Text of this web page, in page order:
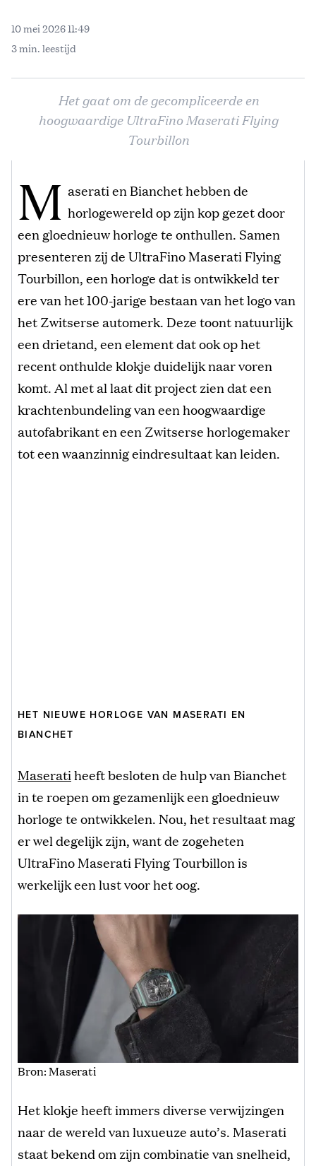
10 mei 2026 11:49
3 min. leestijd
Het gaat om de gecompliceerde en
hoogwaardige UltraFino Maserati Flying
Tourbillon
M aserati en Bianchet hebben de
horlogewereld op zijn kop gezet door
een gloednieuw horloge te onthullen. Samen
presenteren zij de UltraFino Maserati Flying
Tourbillon, een horloge dat is ontwikkeld ter
ere van het 100-jarige bestaan van het logo van
het Zwitserse automerk. Deze toont natuurlijk
een drietand, een element dat ook op het
recent onthulde klokje duidelijk naar voren
komt. Al met al laat dit project zien dat een
krachtenbundeling van een hoogwaardige
autofabrikant en een Zwitserse horlogemaker
tot een waanzinnig eindresultaat kan leiden.
HET NIEUWE HORLOGE VAN MASERATI EN
BIANCHET
Maseratiheeft besloten de hulp van Bianchet
in te roepen om gezamenlijk een gloednieuw
horloge te ontwikkelen. Nou, het resultaat mag
er wel degelijk zijn, want de zogeheten
UltraFino Maserati Flying Tourbillon is
werkelijk een lust voor het oog.
Bron: Maserati
Het klokje heeft immers diverse verwijzingen
naar de wereld van luxueuze auto’s. Maserati
staat bekend om zijn combinatie van snelheid,